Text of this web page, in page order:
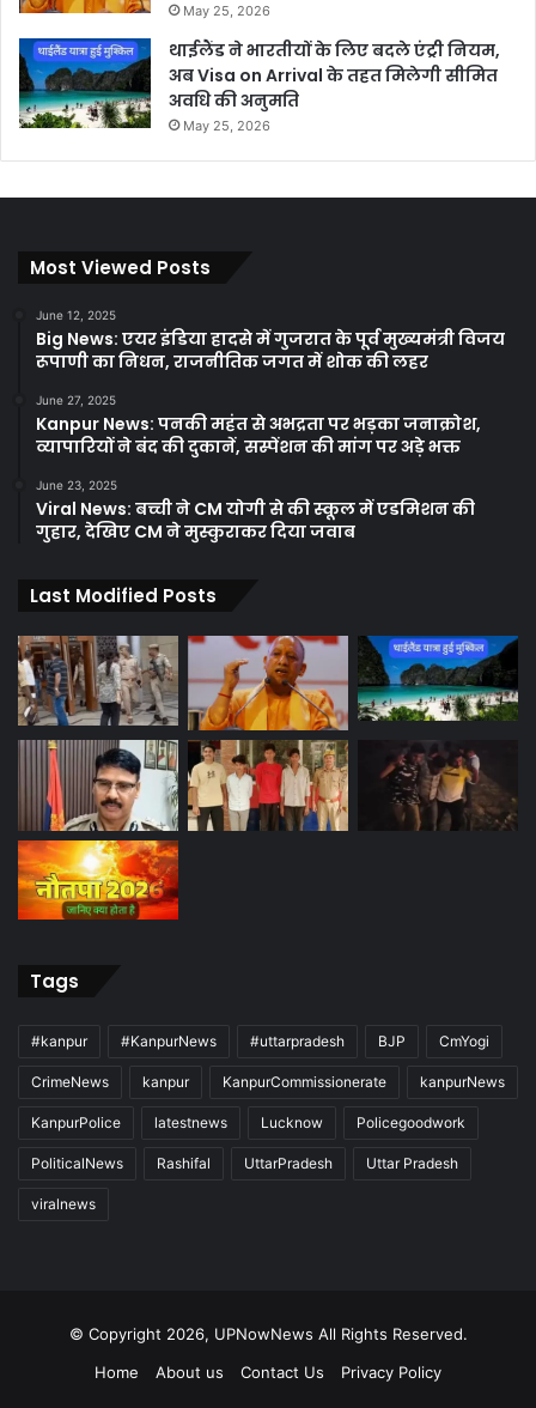
May 25, 2026
थाईलैंड ने भारतीयों के लिए बदले एंट्री नियम,
अब Visa on Arrival के तहत मिलेगी सीमित
अवधि की अनुमति
May 25, 2026
Most Viewed Posts
June 12, 2025
Big News: एयर इंडिया हादसे में गुजरात के पूर्व मुख्यमंत्री विजय
रूपाणी का निधन, राजनीतिक जगत में शोक की लहर
June 27, 2025
Kanpur News: पनकी महंत से अभद्रता पर भड़का जनाक्रोश,
व्यापारियों ने बंद की दुकानें, सस्पेंशन की मांग पर अड़े भक्त
June 23, 2025
Viral News: बच्ची ने CM योगी से की स्कूल में एडमिशन की
गुहार, देखिए CM ने मुस्कुराकर दिया जवाब
Last Modified Posts
Tags
#kanpur #KanpurNews #uttarpradesh BJP CmYogi
CrimeNews kanpur KanpurCommissionerate kanpurNews
KanpurPolice latestnews Lucknow Policegoodwork
PoliticalNews Rashifal UttarPradesh Uttar Pradesh
viralnews
© Copyright 2026, UPNowNews All Rights Reserved.
Home
About us Contact Us Privacy Policy